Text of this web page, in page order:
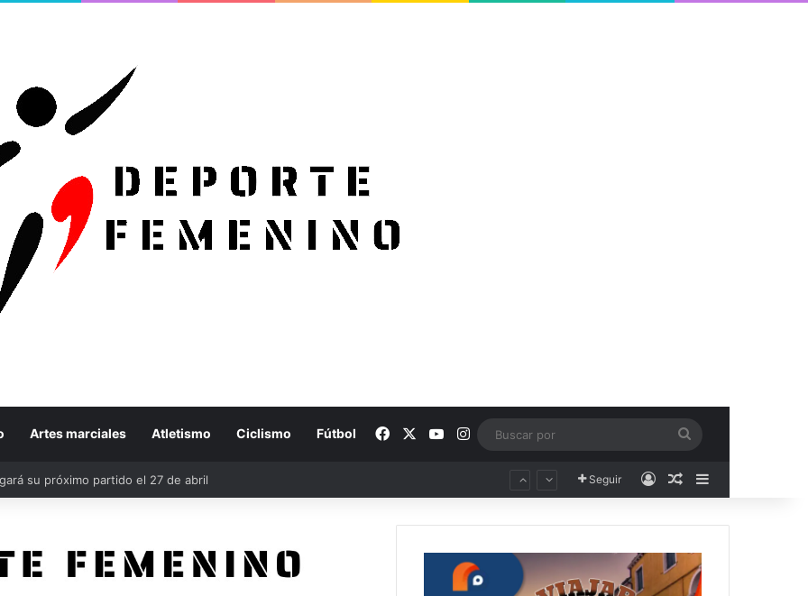
Artes marciales Atletismo Ciclismo Fútbol Facebook YouTubeInstagram
para los encuentros de la Selección de cara a la Eurocopa Seguir AccesoPublicación al